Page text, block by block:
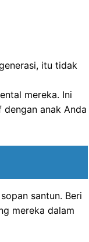
itu tidak
mereka. Ini
dengan anak Anda
santun. Beri
mereka dalam